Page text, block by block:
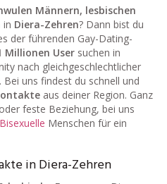
Männern, lesbischen
in Diera-Zehren? Dann bist du
der führenden Gay-Dating-
Millionen User suchen in
nach gleichgeschlechtlicher
uns findest du schnell und
aus deiner Region. Ganz
feste Beziehung, bei uns
Menschen für ein
in Diera-Zehren